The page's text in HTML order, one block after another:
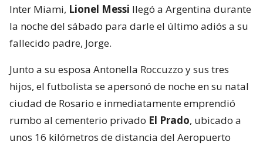
Inter Miami, Lionel Messi llegó a Argentina durante
la noche del sábado para darle el último adiós a su
fallecido padre, Jorge.
Junto a su esposa Antonella Roccuzzo y sus tres
hijos, el futbolista se apersonó de noche en su natal
ciudad de Rosario e inmediatamente emprendió
rumbo al cementerio privado El Prado, ubicado a
unos 16 kilómetros de distancia del Aeropuerto